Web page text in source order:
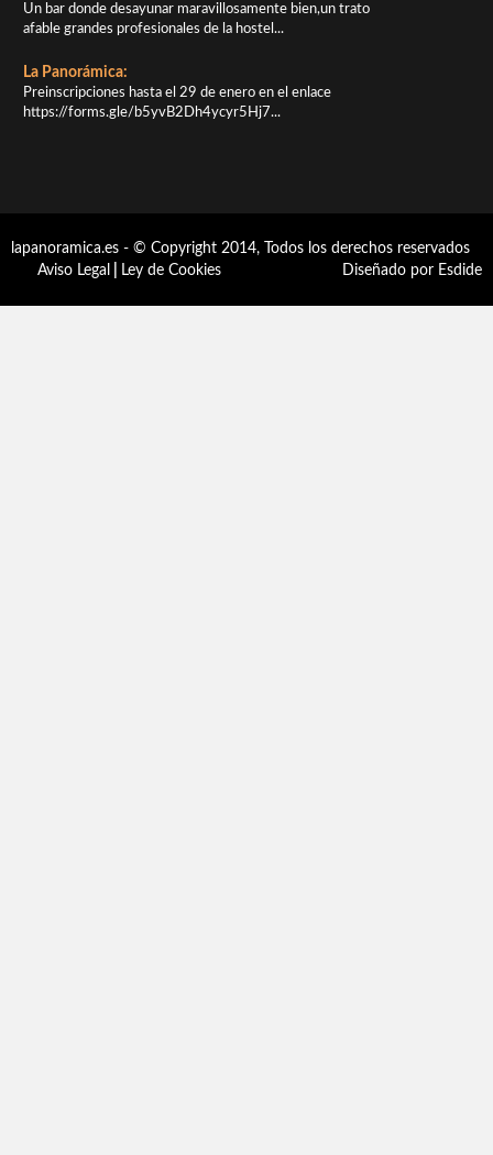
Un bar donde desayunar maravillosamente bien,un trato
afable grandes profesionales de la hostel...
La Panorámica:
Preinscripciones hasta el 29 de enero en el enlace
https://forms.gle/b5yvB2Dh4ycyr5Hj7...
lapanoramica.es - © Copyright 2014, Todos los derechos reservados
Aviso Legal
Ley de Cookies Diseñado por Esdide